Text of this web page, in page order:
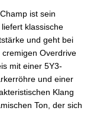
ist sein
klassische
und geht bei
Overdrive
mit einer 5Y3-
und einer
Klang
Ton, der sich